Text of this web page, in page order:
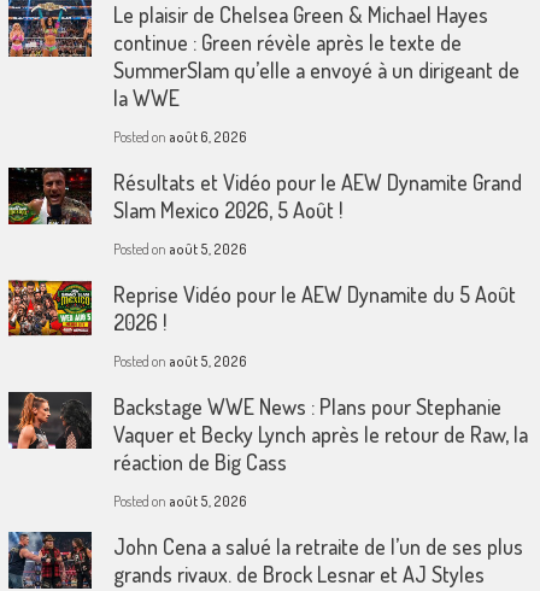
Le plaisir de Chelsea Green & Michael Hayes
continue : Green révèle après le texte de
SummerSlam qu’elle a envoyé à un dirigeant de
la WWE
Posted on août 6, 2026
Résultats et Vidéo pour le AEW Dynamite Grand
Slam Mexico 2026, 5 Août !
Posted on août 5, 2026
Reprise Vidéo pour le AEW Dynamite du 5 Août
2026 !
Posted on août 5, 2026
Backstage WWE News : Plans pour Stephanie
Vaquer et Becky Lynch après le retour de Raw, la
réaction de Big Cass
Posted on août 5, 2026
John Cena a salué la retraite de l’un de ses plus
grands rivaux. de Brock Lesnar et AJ Styles